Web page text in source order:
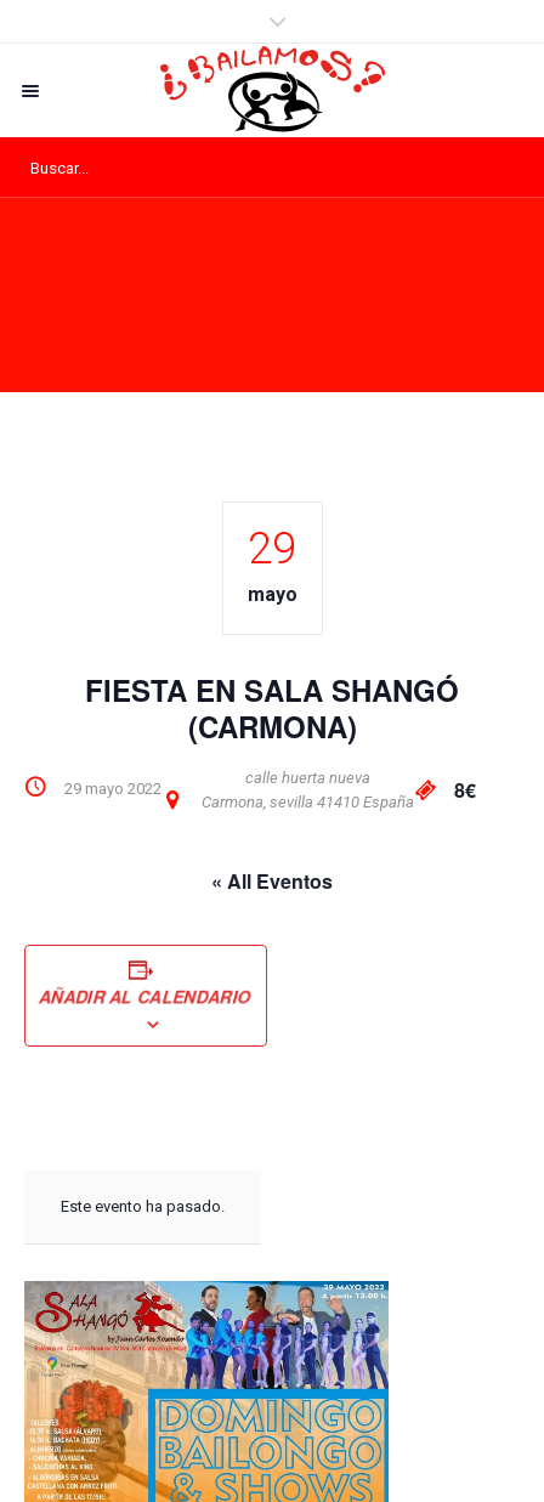
29
mayo
FIESTA EN SALA SHANGÓ
(CARMONA)
29 mayo 2022
calle huerta nueva
Carmona, sevilla 41410 España 8€
« All Eventos
AÑADIR AL CALENDARIO
Este evento ha pasado.